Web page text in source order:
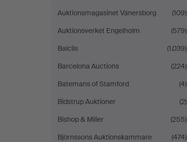
Auktionsmagasinet Vänersborg
(109)
Auktionsverket Engelholm
(579)
Balclis
(1.039)
Barcelona Auctions
(224)
Batemans of Stamford
(4)
Bidstrup Auktioner
(2)
Bishop & Miller
(255)
Björnssons Auktionskammare
(474)